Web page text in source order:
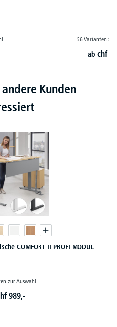
56 Varianten zur
abchf
Kunden
Schreibtische COMFORT PROFI
36 Varianten zur Auswahl